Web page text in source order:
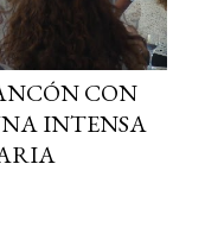
CON
INTENSA